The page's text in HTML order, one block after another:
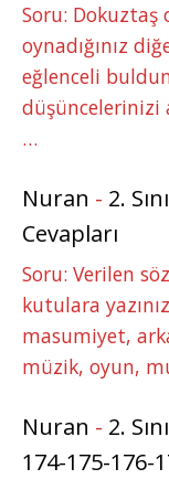
Soru: Dokuztaş
oynadığınız
eğlenceli
düşüncelerinizi
…
Nuran - 2.
Cevapları
Soru: Verilen
kutulara
masumiyet,
müzik, oyun,
Nuran - 2.
174-175-176-